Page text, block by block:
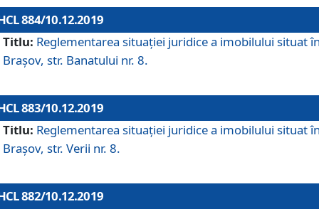
884/10.12.2019
Titlu: Reglementarea situației juridice a imobilului situat
Brașov, str. Banatului nr. 8.
883/10.12.2019
Titlu: Reglementarea situației juridice a imobilului situat
Brașov, str. Verii nr. 8.
882/10.12.2019